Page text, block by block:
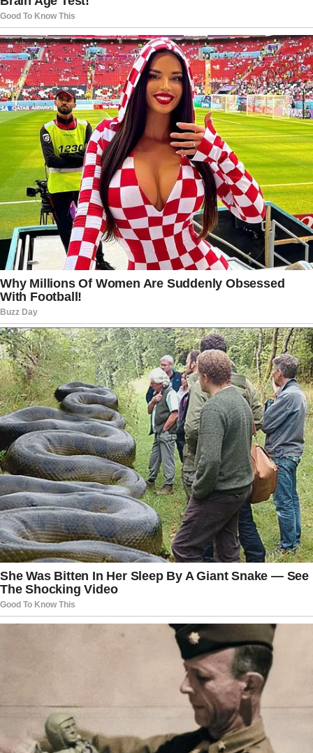
segurança aos profissionais envolvidos nas
operações e permitir que os especialistas
realizem todas as inspeções necessárias nos
equipamentos utilizados. Além da análise dos
destroços da aeronave, investigadores deverão
examinar registros de manutenção, histórico
operacional, condições meteorológicas
registradas no momento do voo e comunicações
realizadas pela tripulação antes do acidente.
Esses procedimentos fazem parte do protocolo
internacional adotado em investigações
aeronáuticas e têm como objetivo identificar
com precisão os fatores que contribuíram para a
ocorrência.
Até o momento, o governo saudita não divulgou
oficialmente a identidade das 14 pessoas que
perderam a vida no acidente nem informou
detalhes sobre suas funções na operação.
Também não foram apresentados
esclarecimentos sobre o histórico de
manutenção da aeronave ou sobre eventuais
inspeções realizadas antes do voo. As
autoridades reforçaram, porém, que todas as
informações serão divulgadas de forma gradual à
medida que a investigação evoluir. O
compromisso, segundo os órgãos responsáveis,
é conduzir um processo transparente,
respeitando os protocolos internacionais de
apuração de acidentes aeronáuticos e
garantindo que todas as circunstâncias sejam
analisadas com rigor técnico.
A tragédia ocorre em um momento de intensa